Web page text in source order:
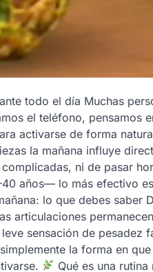
todo el día Muchas
el teléfono, pensamos
activarse de forma
la mañana influye
ni de pasar
años— lo más efectivo
lo que debes saber
articulaciones
sensación de pesadez
la forma en
Qué es una rutina